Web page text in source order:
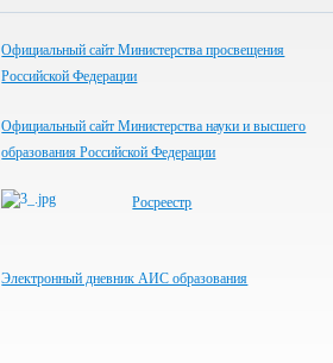
Официальный сайт Министерства просвещения
Российской Федерации
Официальный сайт Министерства науки и высшего
образования Российской Федерации
Росреестр
Электронный дневник АИС образования